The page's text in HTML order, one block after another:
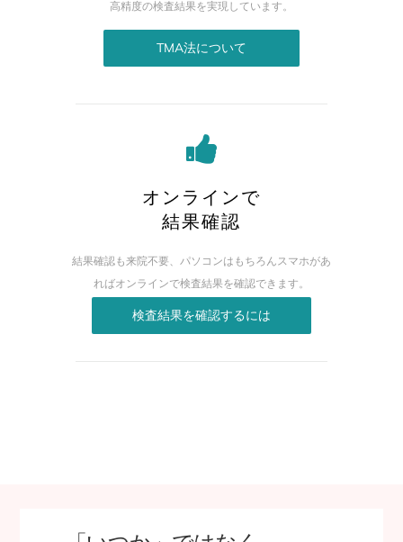
高精度の検査結果を実現しています。
TMA法について
オンラインで
結果確認
結果確認も来院不要、パソコンはもちろんスマホがあ
ればオンラインで検査結果を確認できます。
検査結果を確認するには